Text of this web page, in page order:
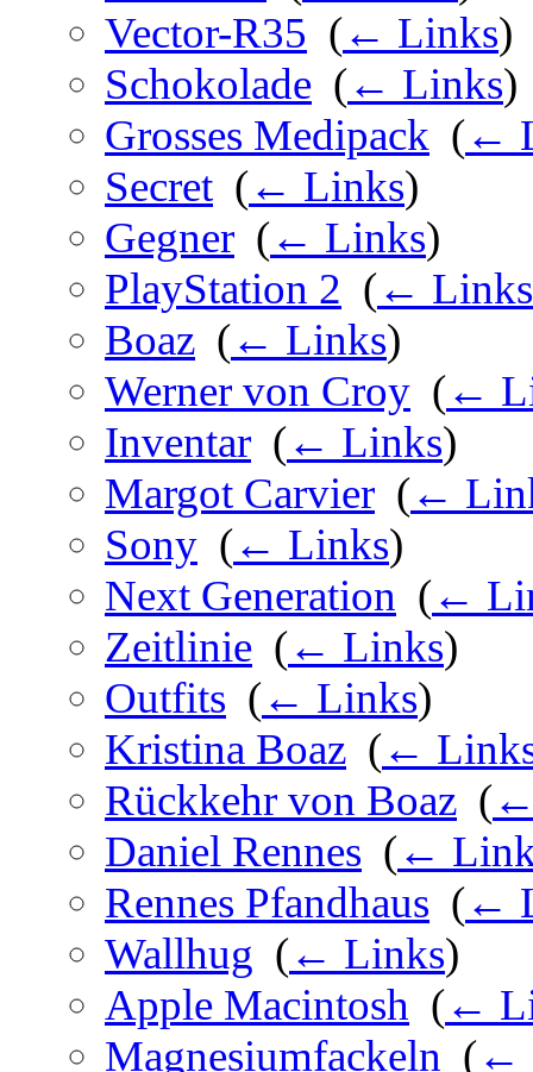
Vector-R35 (← Links)
Schokolade (← Links)
Grosses Medipack (←
Secret (← Links)
Gegner (← Links)
PlayStation 2 (← Links
Boaz (← Links)
Werner von Croy (←
Inventar (← Links)
Margot Carvier (←
Sony (← Links)
Next Generation (←
Zeitlinie (← Links)
Outfits (← Links)
Kristina Boaz (←
Rückkehr von Boaz (
Daniel Rennes (←
Rennes Pfandhaus (←
Wallhug (← Links)
Apple Macintosh (←
Magnesiumfackeln (←